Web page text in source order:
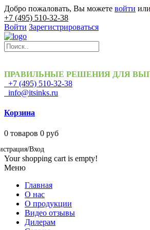
Добро пожаловать, Вы можете войти или
+7 (495) 510-32-38
Войти Зарегистрироваться
ПРАВИЛЬНЫЕ РЕШЕНИЯ ДЛЯ
+7 (495) 510-32-38
info@itsinks.ru
Корзина
0 товаров 0 руб
Вход
Your shopping cart is empty!
Меню
Главная
О нас
О продукции
Видео отзывы
Дилерам